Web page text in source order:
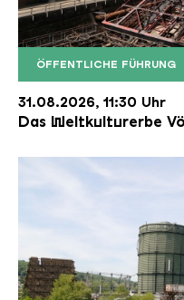
ÖFFENTLICHE FÜHRUNG
Der
Copyright:
31.08.2026, 11:30 Uhr
Das Weltkulturerbe